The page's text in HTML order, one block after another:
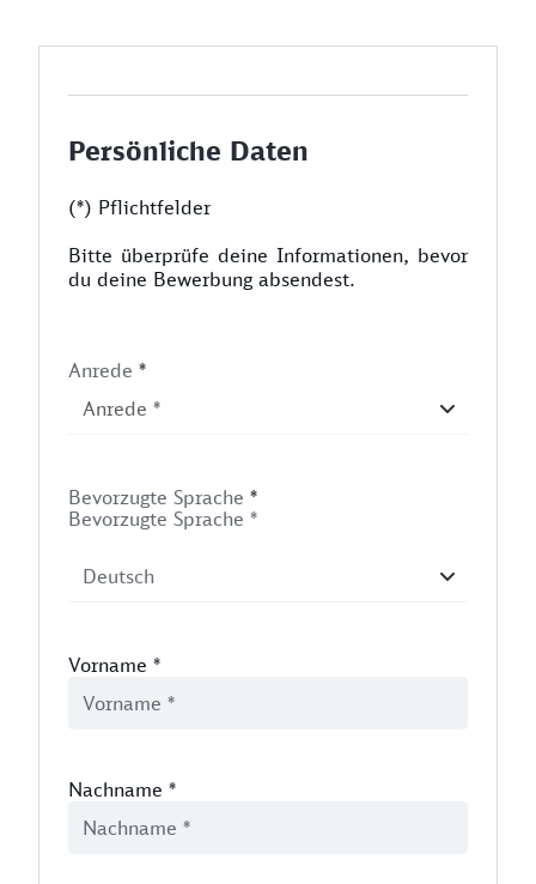
Persönliche Daten
(*) Pflichtfelder
Bitte überprüfe deine Informationen, bevor
du deine Bewerbung absendest.
Anrede *
Bevorzugte Sprache *
Bevorzugte Sprache *
Vorname *
Nachname *